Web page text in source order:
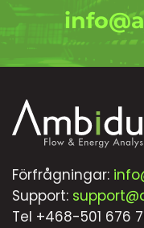
Förfrågningar:
Support:
Tel +468-501 676